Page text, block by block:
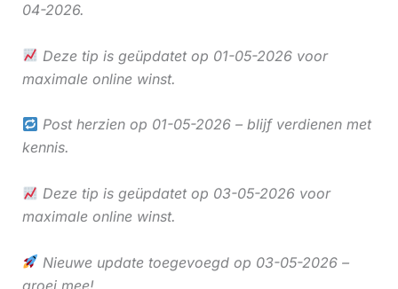
04-2026.
Deze tip is geüpdatet op 01-05-2026 voor
maximale online winst.
Post herzien op 01-05-2026 – blijf verdienen met
kennis.
Deze tip is geüpdatet op 03-05-2026 voor
maximale online winst.
Nieuwe update toegevoegd op 03-05-2026 –
groei mee!